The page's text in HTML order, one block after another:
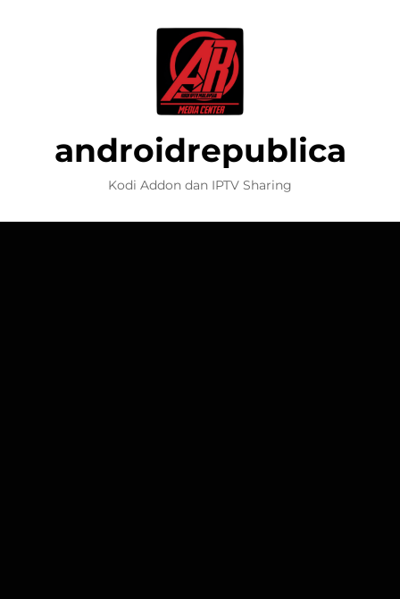
androidrepublica
Kodi Addon dan IPTV Sharing